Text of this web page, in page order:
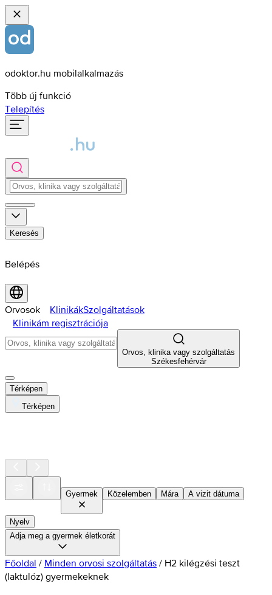
odoktor.hu mobilalkalmazás
Több új funkció
Telepítés
Keresés
Belépés
Orvosok KlinikákSzolgáltatások
Klinikám regisztrációja
Orvos, klinika vagy szolgáltatás
Székesfehérvár
Térképen
Térképen
Gyermek Közelemben Mára A vizit dátuma
Nyelv
Adja meg a gyermek életkorát
Főoldal / Minden orvosi szolgáltatás / H2 kilégzési teszt
(laktulóz) gyermekeknek